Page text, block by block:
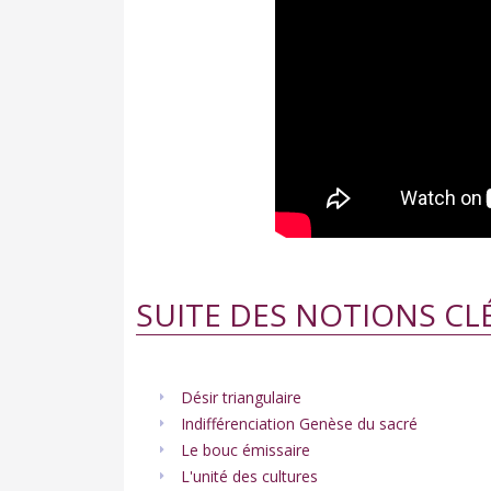
SUITE DES NOTIONS
Désir triangulaire
Indifférenciation Genèse du sacré
Le bouc émissaire
L'unité des cultures